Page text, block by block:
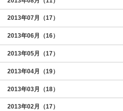
2013年07月（17）
2013年06月（16）
2013年05月（17）
2013年04月（19）
2013年03月（18）
2013年02月（17）